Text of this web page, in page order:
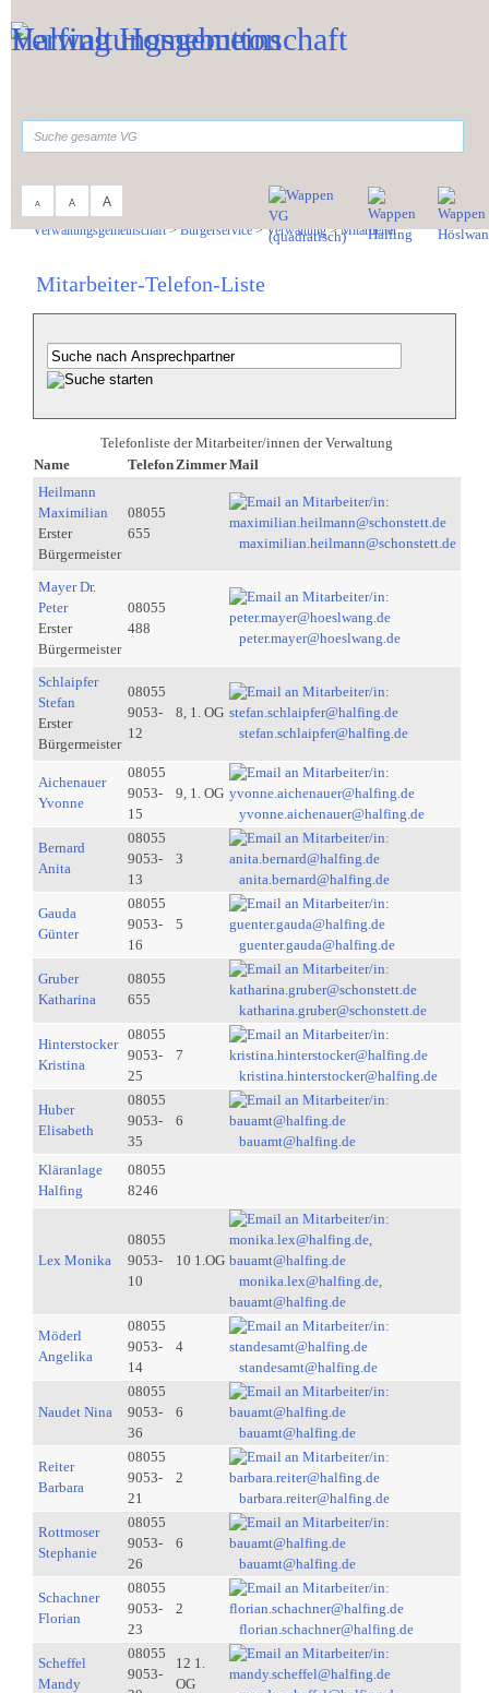
A A A
Verwaltungsgemeinschaft>Bürgerservice>Verwaltung>Mitarbeiter
Mitarbeiter-Telefon-Liste
Telefonliste der Mitarbeiter/innen der Verwaltung
Name
Telefon ZimmerMail
Heilmann
Maximilian
Erster
Bürgermeister
08055
655
maximilian.heilmann@schonstett.de
Mayer Dr.
Peter
Erster
Bürgermeister
08055
488
peter.mayer@hoeslwang.de
Schlaipfer
Stefan
Erster
Bürgermeister
08055
9053-
12
8, 1. OG
stefan.schlaipfer@halfing.de
Aichenauer
Yvonne
08055
9053-
15
9, 1. OG
yvonne.aichenauer@halfing.de
Bernard
Anita
08055
9053-
13
3
anita.bernard@halfing.de
Gauda
Günter
08055
9053-
16
5
guenter.gauda@halfing.de
Gruber
Katharina
08055
655
katharina.gruber@schonstett.de
Hinterstocker
Kristina
08055
9053-
25
7
kristina.hinterstocker@halfing.de
Huber
Elisabeth
08055
9053-
35
6
bauamt@halfing.de
Kläranlage
Halfing
08055
8246
Lex Monika
08055
9053-
10
10 1.OG
monika.lex@halfing.de,
bauamt@halfing.de
Möderl
Angelika
08055
9053-
14
4
standesamt@halfing.de
Naudet Nina
08055
9053-
36
6
bauamt@halfing.de
Reiter
Barbara
08055
9053-
21
2
barbara.reiter@halfing.de
Rottmoser
Stephanie
08055
9053-
26
6
bauamt@halfing.de
Schachner
Florian
08055
9053-
23
2
florian.schachner@halfing.de
Scheffel
Mandy
08055
9053-
12 1.
OG